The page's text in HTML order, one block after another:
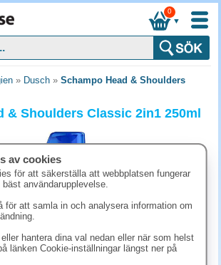
▼
0
» Dusch » Schampo Head & Shoulders
& Shoulders Classic 2in1 250ml
av cookies
för att säkerställa att webbplatsen fungerar
användarupplevelse.
för att samla in och analysera information om
hantera dina val nedan eller när som helst
länken Cookie-inställningar längst ner på